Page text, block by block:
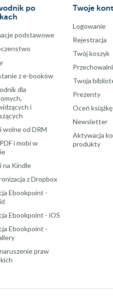
po
podstawowe
z e-booków
dla
i
wolne od DRM
i mobi w
na Kindle
z Dropbox
Ebookpoint -
Ebookpoint - iOS
Ebookpoint -
praw
Twoje
Logowanie
Rejestracja
Twój koszyk
Twoja
Prezenty
Oceń książkę
Newsletter
Aktywacja
produkty